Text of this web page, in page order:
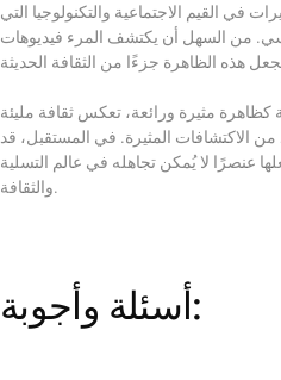
في القيم الاجتماعية والتكنولوجيا التي
من السهل أن يكتشف المرء فيديوهات
كظاهرة مثيرة ورائعة، تعكس ثقافة مليئة
من الاكتشافات المثيرة. في المستقبل، قد
عنصرًا لا يُمكن تجاهله في عالم التسلية
والثقافة.
أسئلة وأجوبة: